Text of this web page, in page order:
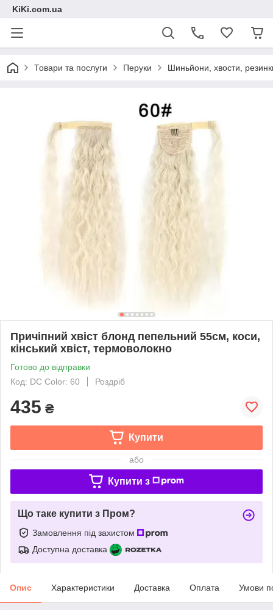
KiKi.com.ua
Товари та послуги Перуки Шиньйони, хвости,
Причіпний хвіст блонд пепельний 55см, коси,
кінський хвіст, термоволокно
Готово до відправки
Код: DC Color: 60
Роздріб
435 ₴
Купити
або
Купити з
Що таке купити з Пром?
Замовлення під захистом
Доступна доставка
Опис Характеристики Доставка Оплата Умови